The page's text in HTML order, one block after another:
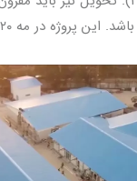
در مه ۲۰۲۰ تکمیل شد.